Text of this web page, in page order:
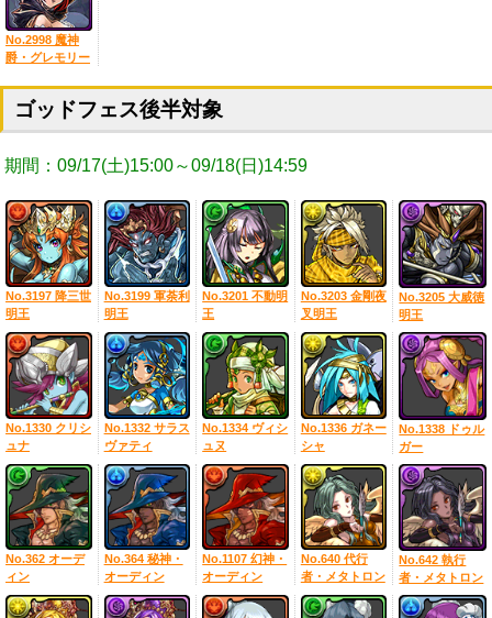
No.2998 魔神
爵・グレモリー
ゴッドフェス後半対象
期間：09/17(土)15:00～09/18(日)14:59
No.3197 降三世
明王
No.3199 軍荼利
明王
No.3201 不動明
王
No.3203 金剛夜
叉明王
No.3205 大威徳
明王
No.1330 クリシ
ュナ
No.1332 サラス
ヴァティ
No.1334 ヴィシ
ュヌ
No.1336 ガネー
シャ
No.1338 ドゥル
ガー
No.362 オーデ
ィン
No.364 秘神・
オーディン
No.1107 幻神・
オーディン
No.640 代行
者・メタトロン
No.642 執行
者・メタトロン